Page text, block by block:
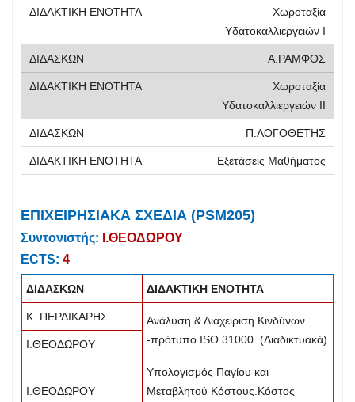
Χωροταξία
Υδατοκαλλιεργειών Ι
Α.ΡΑΜΦΟΣ
Χωροταξία
Υδατοκαλλιεργειών ΙΙ
Π.ΛΟΓΟΘΕΤΗΣ
Εξετάσεις Μαθήματος
ΕΠΙΧΕΙΡΗΣΙΑΚΑ ΣΧΕΔΙΑ (PSM205)
Συντονιστής: Ι.ΘΕΟΔΩΡΟΥ
ECTS: 4
ΔΙΔΑΣΚΩΝ ΔΙΔΑΚΤΙΚΗ ΕΝΟΤΗΤΑ
Κ. ΠΕΡΔΙΚΑΡΗΣ
Ανάλυση & Διαχείριση Κινδύνων
-πρότυπο ISO 31000. (Διαδικτυακά)
Ι.ΘΕΟΔΩΡΟΥ
Ι.ΘΕΟΔΩΡΟΥ
Υπολογισμός Παγίου και
Μεταβλητού Κόστους.Kόστος